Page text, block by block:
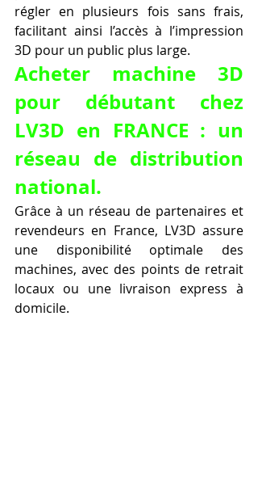
régler en plusieurs fois sans frais,
facilitant ainsi l’accès à l’impression
3D pour un public plus large.
Acheter machine 3D
pour débutant chez
LV3D en FRANCE : un
réseau de distribution
national.
Grâce à un réseau de partenaires et
revendeurs en France, LV3D assure
une disponibilité optimale des
machines, avec des points de retrait
locaux ou une livraison express à
domicile.